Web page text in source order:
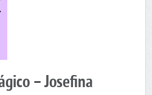
– Josefina